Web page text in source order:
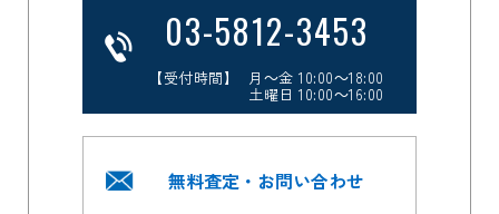
03-5812-3453
【受付時間】 月～金 10:00～18:00
土曜日 10:00～16:00
無料査定・お問い合わせ